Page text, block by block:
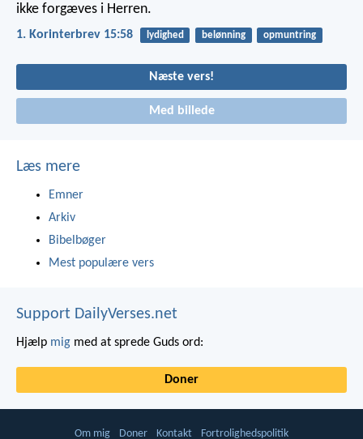
ikke forgæves i Herren.
1. Korinterbrev 15:58 lydighed belønning opmuntring
Næste vers!
Med billede
Læs mere
Emner
Arkiv
Bibelbøger
Mest populære vers
Support DailyVerses.net
Hjælp mig med at sprede Guds ord:
Doner
Om mig Doner Kontakt Fortrolighedspolitik